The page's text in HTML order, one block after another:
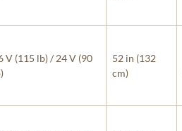
V (115 lb) / 24 V (90
52 in (132
cm)